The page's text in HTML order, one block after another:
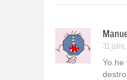
31
Yo he